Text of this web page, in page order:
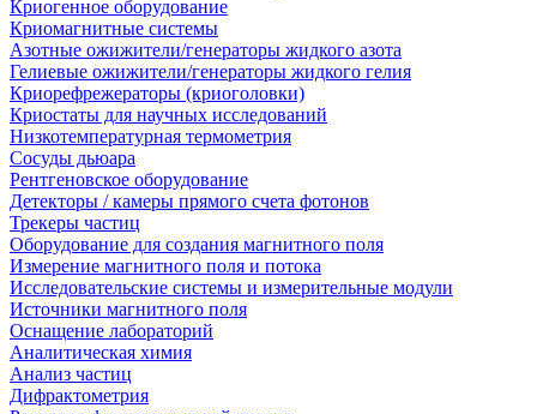
Криогенное оборудование
Криомагнитные системы
Азотные ожижители/генераторы жидкого азота
Гелиевые ожижители/генераторы жидкого гелия
Криорефрежераторы (криоголовки)
Криостаты для научных исследований
Низкотемпературная термометрия
Сосуды дьюара
Рентгеновское оборудование
Детекторы / камеры прямого счета фотонов
Трекеры частиц
Оборудование для создания магнитного поля
Измерение магнитного поля и потока
Исследовательские системы и измерительные модули
Источники магнитного поля
Оснащение лабораторий
Аналитическая химия
Анализ частиц
Дифрактометрия